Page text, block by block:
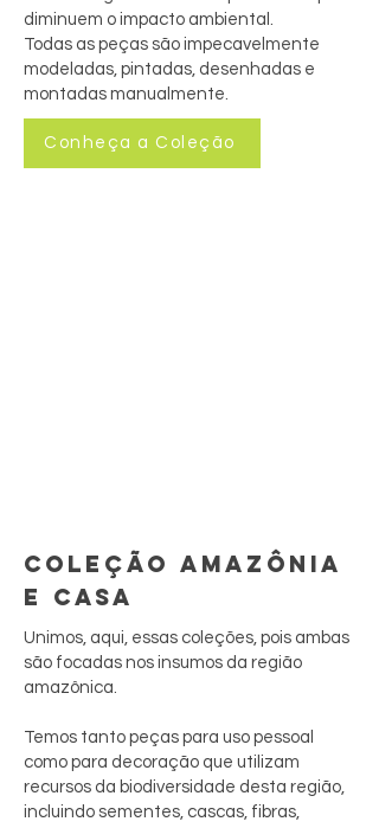
diminuem o impacto ambiental.
Todas as peças são impecavelmente
modeladas, pintadas, desenhadas e
montadas manualmente.
Conheça a Coleção
COLEÇÃO AMAZÔNIA
E CASA
Unimos, aqui, essas coleções, pois ambas
são focadas nos insumos da região
amazônica.
Temos tanto peças para uso pessoal
como para decoração que utilizam
recursos da biodiversidade desta região,
incluindo sementes, cascas, fibras,